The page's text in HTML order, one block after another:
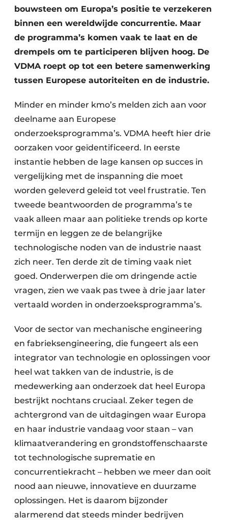
bouwsteen om Europa’s positie te verzekeren
binnen een wereldwijde concurrentie. Maar
de programma’s komen vaak te laat en de
drempels om te participeren blijven hoog. De
VDMA roept op tot een betere samenwerking
tussen Europese autoriteiten en de industrie.
Minder en minder kmo’s melden zich aan voor
deelname aan Europese
onderzoeksprogramma’s. VDMA heeft hier drie
oorzaken voor geïdentificeerd. In eerste
instantie hebben de lage kansen op succes in
vergelijking met de inspanning die moet
worden geleverd geleid tot veel frustratie. Ten
tweede beantwoorden de programma’s te
vaak alleen maar aan politieke trends op korte
termijn en leggen ze de belangrijke
technologische noden van de industrie naast
zich neer. Ten derde zit de timing vaak niet
goed. Onderwerpen die om dringende actie
vragen, zien we vaak pas twee à drie jaar later
vertaald worden in onderzoeksprogramma’s.
Voor de sector van mechanische engineering
en fabrieksengineering, die fungeert als een
integrator van technologie en oplossingen voor
heel wat takken van de industrie, is de
medewerking aan onderzoek dat heel Europa
bestrijkt nochtans cruciaal. Zeker tegen de
achtergrond van de uitdagingen waar Europa
en haar industrie vandaag voor staan – van
klimaatverandering en grondstoffenschaarste
tot technologische suprematie en
concurrentiekracht – hebben we meer dan ooit
nood aan nieuwe, innovatieve en duurzame
oplossingen. Het is daarom bijzonder
alarmerend dat steeds minder bedrijven